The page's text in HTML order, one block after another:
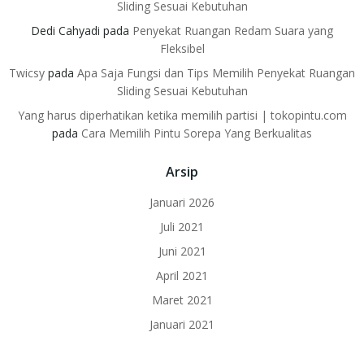
Sliding Sesuai Kebutuhan
Dedi Cahyadi pada Penyekat Ruangan Redam Suara yang
Fleksibel
Twicsy pada Apa Saja Fungsi dan Tips Memilih Penyekat Ruangan
Sliding Sesuai Kebutuhan
Yang harus diperhatikan ketika memilih partisi | tokopintu.com
pada Cara Memilih Pintu Sorepa Yang Berkualitas
Arsip
Januari 2026
Juli 2021
Juni 2021
April 2021
Maret 2021
Januari 2021